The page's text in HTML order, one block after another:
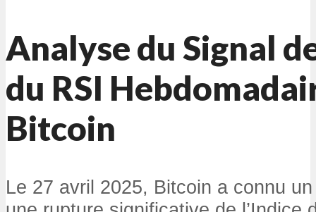
Analyse du Signal
du RSI
Bitcoin
Le 27 avril 2025, Bitcoin a connu